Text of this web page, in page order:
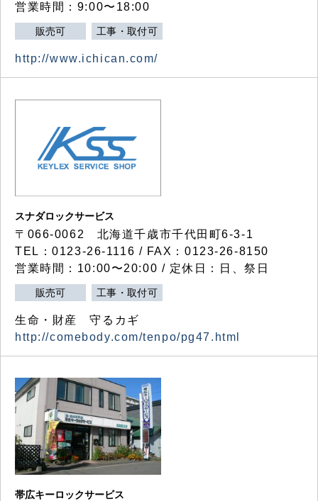
営業時間：9:00〜18:00
販売可 工事・取付可
http://www.ichican.com/
スナダロックサービス
〒066-0062 北海道千歳市千代田町6-3-1
TEL：0123-26-1116 / FAX：0123-26-8150
営業時間：10:00〜20:00 / 定休日：日、祭日
販売可 工事・取付可
生命・財産 守るカギ
http://comebody.com/tenpo/pg47.html
帯広キーロックサービス